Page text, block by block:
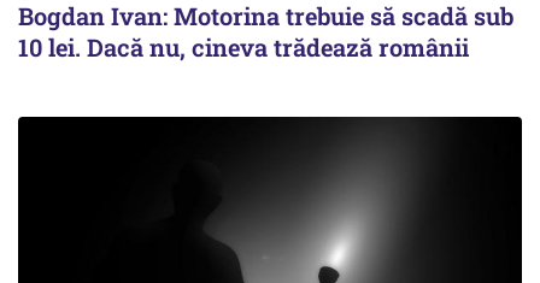
Bogdan Ivan: Motorina trebuie să scadă sub
10 lei. Dacă nu, cineva trădează românii